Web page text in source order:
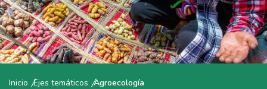
Inicio Ejes temáticos Agroecología